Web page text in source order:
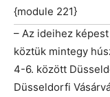
{module 221}
– Az ideihez
köztük mintegy
4-6. között
Düsseldorfi